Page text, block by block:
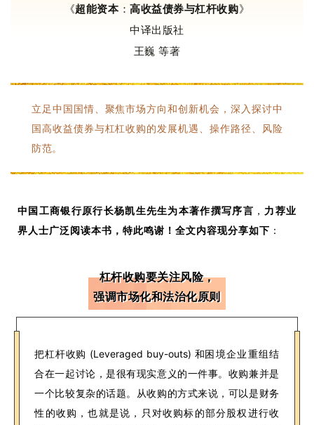
《超能资本：高收益债券与杠杆收购》
中译出版社
王巍 等著
立足中国国情、聚焦市场方向和创新机会，深入探讨中
国高收益债券与杠杠收购的发展机遇、操作路径、风险
防范。
中国工商银行原行长杨凯生先生为本著作撰写序言 ， 力荐业
界人士广泛阅读本书，特此鸣谢！ 全文内容现分享如下 ：
杠杆收购要关注风险，
强调市场化和法治化原则
把杠杆收购 (Leveraged buy-outs) 和困境企业重组结
合在一起讨论，是很有现实意义的一件事。收购兼并是
一个比较复杂的话题。从收购的方式来说，可以是财务
性的收购，也就是说，只对收购标的部分股权进行收